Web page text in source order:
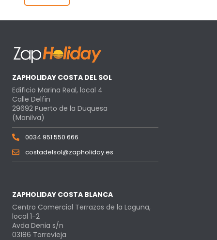
ZAPHOLIDAY COSTA DEL SOL
Edificio Marina Real, local 4
Calle Delfin
29692 Puerto de la Duquesa
(Manilva)
0034 951 550 666
costadelsol@zapholiday.es
ZAPHOLIDAY COSTA BLANCA
Centro Comercial Terrazas de la Laguna,
local 1-2
Avda Denia s/n
03186 Torrevieja